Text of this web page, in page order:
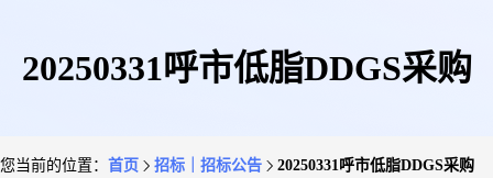
20250331呼市低脂DDGS采购
您当前的位置： 首页 招标｜招标公告 20250331呼市低脂DDGS采购